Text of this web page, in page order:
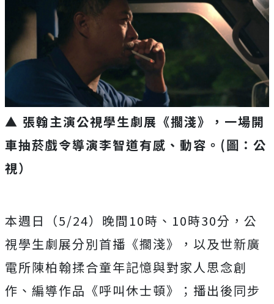
▲ 張翰主演公視學生劇展《擱淺》，一場開
車抽菸戲令導演李智道有感、動容。(圖：公
視）
本週日（5/24）晚間 10時、 10時30分， 公
視學生劇展分別首播《擱淺》， 以及世新廣
電所陳柏翰揉合童年記憶與對家人思念創
作、編導作品《呼叫休士頓》；播出後同步